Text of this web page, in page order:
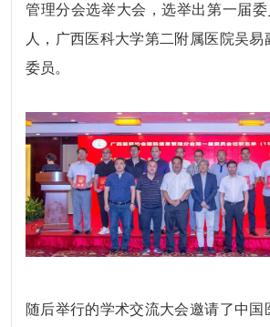
管理分会选举大会，选举出第一届
人，广西医科大学第二附属医院吴
委员。
随后举行的学术交流大会邀请了中国